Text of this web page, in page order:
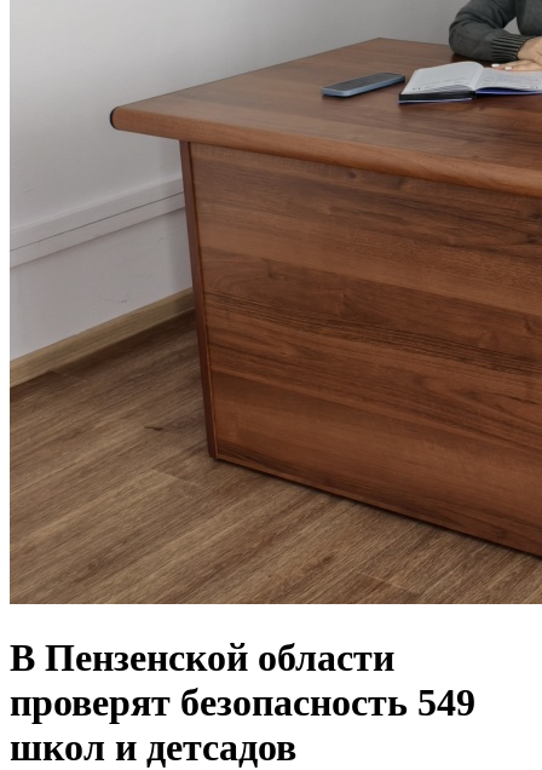
В Пензенской области
проверят безопасность 549
школ и детсадов